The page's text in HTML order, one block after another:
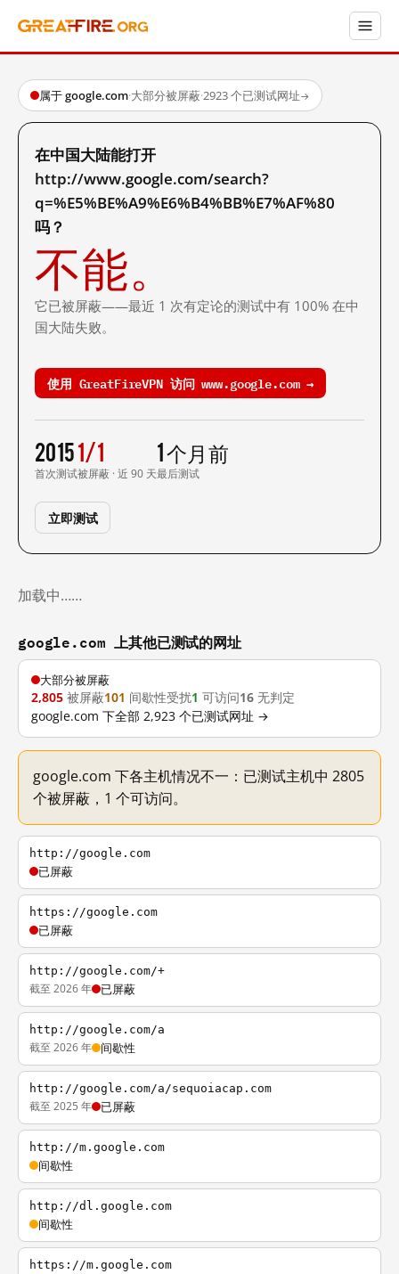
属于 google.com·大部分被屏蔽·2923 个已测试网址→
在中国大陆能打开
http://www.google.com/search?
q=%E5%BE%A9%E6%B4%BB%E7%AF%80
吗？
不能。
它已被屏蔽——最近 1 次有定论的测试中有 100% 在中
国大陆失败。
使用 GreatFireVPN 访问 www.google.com →
2015
首次测试
1/1
被屏蔽 · 近 90 天
1 个月前
最后测试
立即测试
加载中……
google.com 上其他已测试的网址
大部分被屏蔽
2,805 被屏蔽101 间歇性受扰1 可访问16 无判定
google.com 下全部 2,923 个已测试网址 →
google.com 下各主机情况不一：已测试主机中 2805
个被屏蔽，1 个可访问。
http://google.com
已屏蔽
https://google.com
已屏蔽
http://google.com/+
截至 2026 年 已屏蔽
http://google.com/a
截至 2026 年 间歇性
http://google.com/a/sequoiacap.com
截至 2025 年 已屏蔽
http://m.google.com
间歇性
http://dl.google.com
间歇性
https://m.google.com